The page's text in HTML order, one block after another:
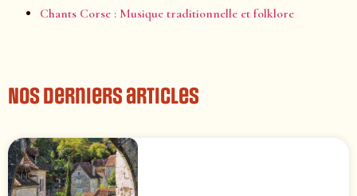
Chants Corse : Musique traditionnelle et folklore
Nos derniers articles